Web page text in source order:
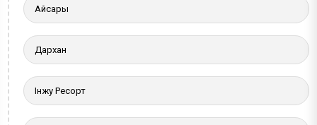
Айсары
Дархан
Інжу Ресорт